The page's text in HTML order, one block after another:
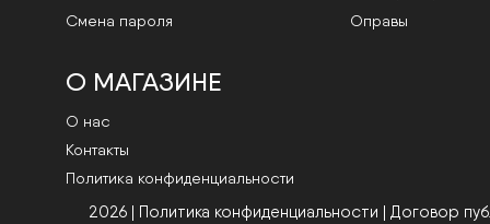
Смена пароля
Оправы
О МАГАЗИНЕ
О нас
Контакты
Политика конфиденциальности
2026 | Политика конфиденциальности | Договор